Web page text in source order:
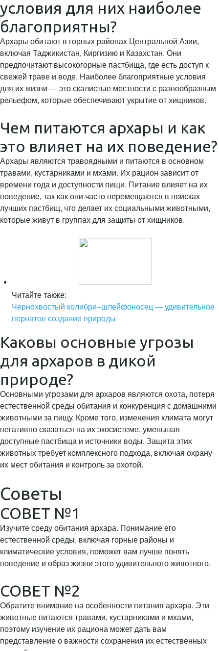
условия для них наиболее
благоприятны?
Архары обитают в горных районах Центральной Азии,
включая Таджикистан, Киргизию и Казахстан. Они
предпочитают высокогорные пастбища, где есть доступ к
свежей траве и воде. Наиболее благоприятные условия
для их жизни — это скалистые местности с разнообразным
рельефом, которые обеспечивают укрытие от хищников.
Чем питаются архары и как
это влияет на их поведение?
Архары являются травоядными и питаются в основном
травами, кустарниками и мхами. Их рацион зависит от
времени года и доступности пищи. Питание влияет на их
поведение, так как они часто перемещаются в поисках
лучших пастбищ, что делает их социальными животными,
которые живут в группах для защиты от хищников.
Читайте также:
Чернохвостый колибри–шлейфоносец — удивительное
пернатое создание природы
Каковы основные угрозы
для архаров в дикой
природе?
Основными угрозами для архаров являются охота, потеря
естественной среды обитания и конкуренция с домашними
животными за пищу. Кроме того, изменения климата могут
негативно сказаться на их экосистеме, уменьшая
доступные пастбища и источники воды. Защита этих
животных требует комплексного подхода, включая охрану
их мест обитания и контроль за охотой.
Советы
СОВЕТ №1
Изучите среду обитания архара. Понимание его
естественной среды, включая горные районы и
климатические условия, поможет вам лучше понять
поведение и образ жизни этого удивительного животного.
СОВЕТ №2
Обратите внимание на особенности питания архара. Эти
животные питаются травами, кустарниками и мхами,
поэтому изучение их рациона может дать вам
представление о важности сохранения их естественных